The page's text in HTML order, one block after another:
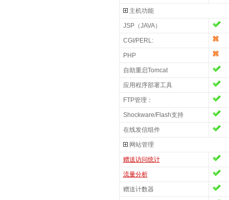
主机功能
JSP（JAVA）
CGI/PERL:
PHP
自助重启Tomcat
应用程序部署工具
FTP管理：
Shockware/Flash支持
在线发信组件
网站管理
赠送访问统计
流量分析
赠送计数器